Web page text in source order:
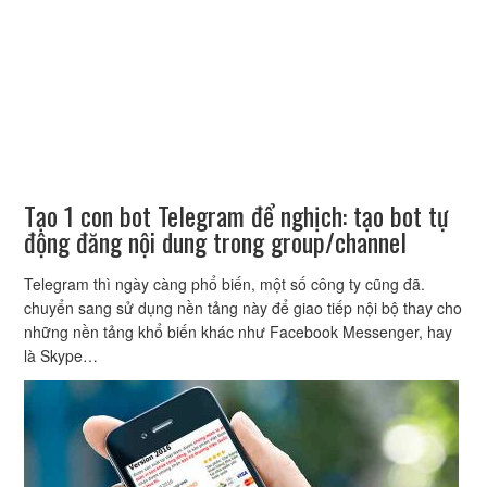
Tạo 1 con bot Telegram để nghịch: tạo bot tự
động đăng nội dung trong group/channel
Telegram thì ngày càng phổ biến, một số công ty cũng đã.
chuyển sang sử dụng nền tảng này để giao tiếp nội bộ thay cho
những nền tảng khổ biến khác như Facebook Messenger, hay
là Skype…